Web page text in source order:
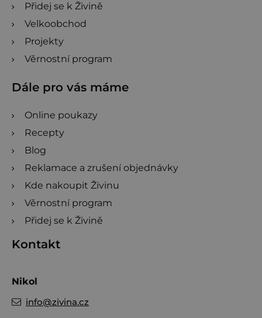
Přidej se k Živině
Velkoobchod
Projekty
Věrnostní program
Dále pro vás máme
Online poukazy
Recepty
Blog
Reklamace a zrušení objednávky
Kde nakoupit Živinu
Věrnostní program
Přidej se k Živině
Kontakt
Nikol
info@zivina.cz